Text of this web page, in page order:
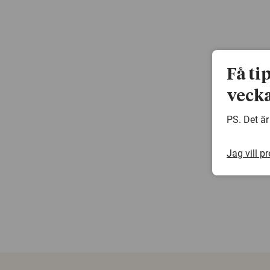
Få
PS. Det
Jag vill